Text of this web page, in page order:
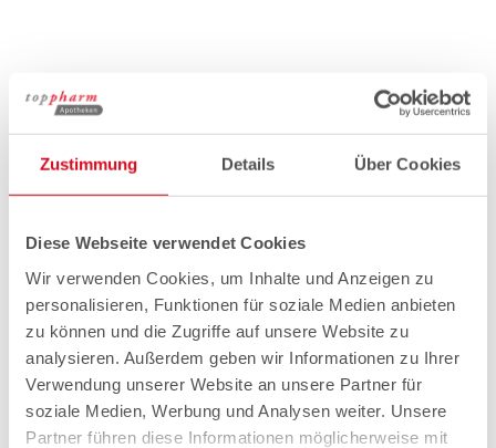
Zustimmung Details Über Cookies
Diese Webseite verwendet Cookies
Wir verwenden Cookies, um Inhalte und Anzeigen zu
personalisieren, Funktionen für soziale Medien anbieten
zu können und die Zugriffe auf unsere Website zu
analysieren. Außerdem geben wir Informationen zu Ihrer
Verwendung unserer Website an unsere Partner für
soziale Medien, Werbung und Analysen weiter. Unsere
Partner führen diese Informationen möglicherweise mit